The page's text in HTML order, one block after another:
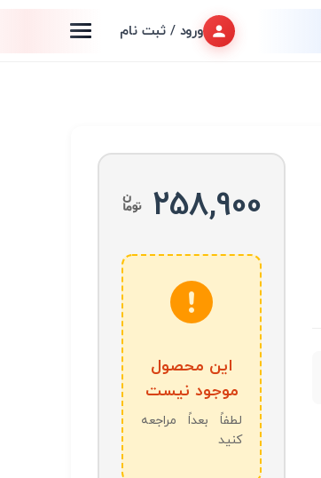
ورود / ثبت نام
258,900
این محصول
موجود نیست
لطفاً بعداً مراجعه
کنید